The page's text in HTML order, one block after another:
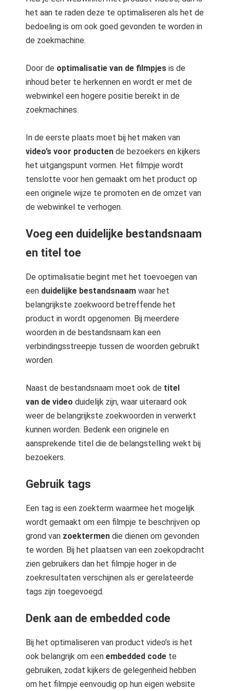
het aan te raden deze te optimaliseren als het de
bedoeling is om ook goed gevonden te worden in
de zoekmachine.
Door de optimalisatie van de filmpjes is de
inhoud beter te herkennen en wordt er met de
webwinkel een hogere positie bereikt in de
zoekmachines.
In de eerste plaats moet bij het maken van
video’s voor producten de bezoekers en kijkers
het uitgangspunt vormen. Het filmpje wordt
tenslotte voor hen gemaakt om het product op
een originele wijze te promoten en de omzet van
de webwinkel te verhogen.
Voeg een duidelijke bestandsnaam
en titel toe
De optimalisatie begint met het toevoegen van
een duidelijke bestandsnaam waar het
belangrijkste zoekwoord betreffende het
product in wordt opgenomen. Bij meerdere
woorden in de bestandsnaam kan een
verbindingsstreepje tussen de woorden gebruikt
worden.
Naast de bestandsnaam moet ook de titel
van de video duidelijk zijn, waar uiteraard ook
weer de belangrijkste zoekwoorden in verwerkt
kunnen worden. Bedenk een originele en
aansprekende titel die de belangstelling wekt bij
bezoekers.
Gebruik tags
Een tag is een zoekterm waarmee het mogelijk
wordt gemaakt om een filmpje te beschrijven op
grond van zoektermen die dienen om gevonden
te worden. Bij het plaatsen van een zoekopdracht
zien gebruikers dan het filmpje hoger in de
zoekresultaten verschijnen als er gerelateerde
tags zijn toegevoegd.
Denk aan de embedded code
Bij het optimaliseren van product video’s is het
ook belangrijk om een embedded code te
gebruiken, zodat kijkers de gelegenheid hebben
om het filmpje eenvoudig op hun eigen website
Hierdoor
van